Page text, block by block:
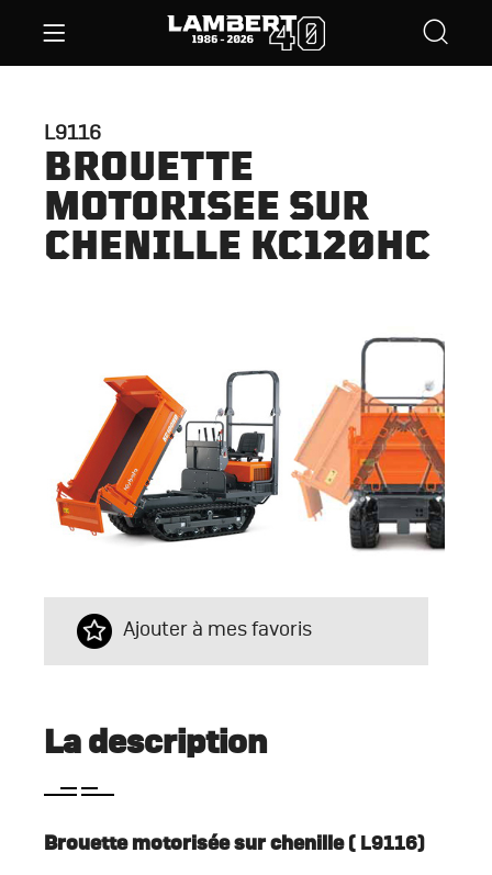
L9116
BROUETTE
MOTORISEE SUR
CHENILLE KC120HC
Ajouter à mes favoris
La description
Brouette motorisée sur chenille( L9116)